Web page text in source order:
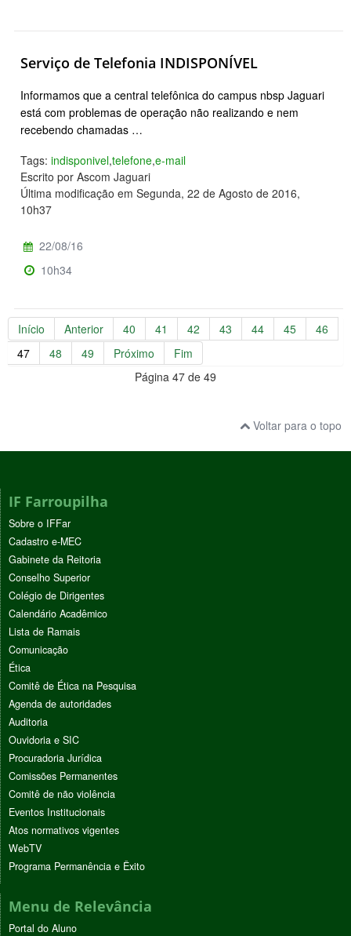
Serviço de Telefonia INDISPONÍVEL
Informamos que a central telefônica do campus nbsp Jaguari
está com problemas de operação não realizando e nem
recebendo chamadas …
Tags: indisponivel,telefone,e-mail
Escrito por Ascom Jaguari
Última modificação em Segunda, 22 de Agosto de 2016,
10h37
22/08/16
10h34
Início Anterior 40 41 42 43 44 45
46
47
48 49 Próximo
Fim
Página 47 de 49
Voltar para o topo
IF Farroupilha
Sobre o IFFar
Cadastro e-MEC
Gabinete da Reitoria
Conselho Superior
Colégio de Dirigentes
Calendário Acadêmico
Lista de Ramais
Comunicação
Ética
Comitê de Ética na Pesquisa
Agenda de autoridades
Auditoria
Ouvidoria e SIC
Procuradoria Jurídica
Comissões Permanentes
Comitê de não violência
Eventos Institucionais
Atos normativos vigentes
WebTV
Programa Permanência e Êxito
Menu de Relevância
Portal do Aluno